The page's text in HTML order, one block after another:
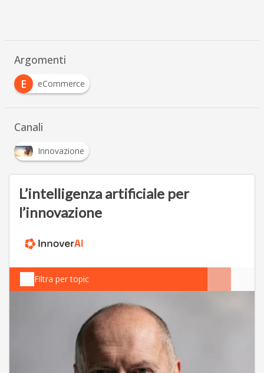
Argomenti
E
eCommerce
Canali
Innovazione
L’intelligenza artificiale per
l’innovazione
Filtra per topic